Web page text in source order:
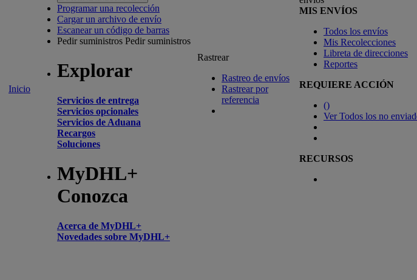
Inicio
Programar una recolección
Cargar un archivo de envío
Escanear un código de barras
Pedir suministros Pedir suministros
Explorar
Servicios de entrega
Servicios opcionales
Servicios de Aduana
Recargos
Soluciones
MyDHL+
Conozca
Acerca de MyDHL+
Novedades sobre MyDHL+
Rastrear
Rastreo de envíos
Rastrear por
referencia
MIS ENVÍOS
Todos los envíos
Mis Recolecciones
Libreta de direcciones
Reportes
REQUIERE ACCIÓN
()
Ver Todos los no
RECURSOS